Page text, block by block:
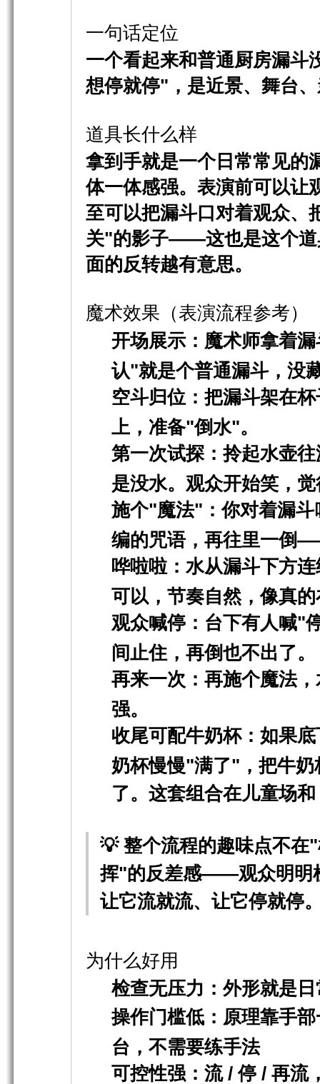
一句话定位
一个看起来和普通厨房漏斗
想停就停"，是近景、舞台
道具长什么样
拿到手就是一个日常常见的
体一体感强。表演前可以让
至可以把漏斗口对着观众、
关"的影子——这也是这个道
面的反转越有意思。
魔术效果（表演流程参考）
开场展示 ：魔术师拿着
认"就是个普通漏斗，没
空斗归位 ：把漏斗架在
上，准备"倒水"。
第一次试探：拎起水壶
是没水。观众开始笑，
施个"魔法" ：你对着漏
编的咒语，再往里一倒
哗啦啦 ：水从漏斗下方
可以，节奏自然，像真
观众喊停 ：台下有人喊"
间止住，再倒也不出了。
再来一次 ：再施个魔法
强。
收尾可配牛奶杯：如果
奶杯慢慢"满了"，把牛
了。这套组合在儿童场
💡 整个流程的趣味点不
挥"的反差感——观众明明
让它流就流、让它停就停
为什么好用
检查无压力 ：外形就是
操作门槛低 ：原理靠手
台，不需要练手法
可控性强 ：流 / 停 / 再